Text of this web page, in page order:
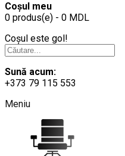
Coșul meu
0 produs(e) - 0 MDL
Coșul este gol!
Sună acum:
+373 79 115 553
Meniu